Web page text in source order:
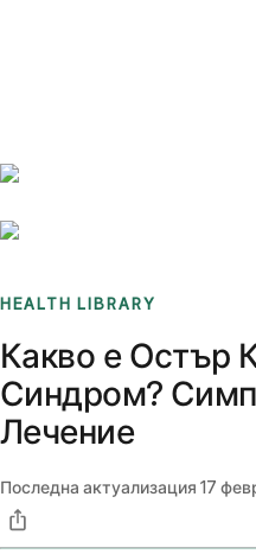
HEALTH LIBRARY
Какво е Остър
Синдром?
Лечение
Последна актуализация 17